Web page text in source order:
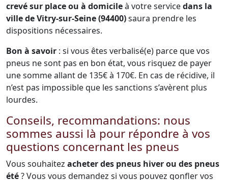
crevé sur place ou à domicileà votre servicedans la
ville de Vitry-sur-Seine (94400)saura prendre les
dispositions nécessaires.
Bon à savoir : si vous êtes verbalisé(e) parce que vos
pneus ne sont pas en bon état, vous risquez de payer
une somme allant de 135€ à 170€. En cas de récidive, il
n’est pas impossible que les sanctions s’avèrent plus
lourdes.
Conseils, recommandations: nous
sommes aussi là pour répondre à vos
questions concernant les pneus
Vous souhaitez acheter des pneus hiver ou des pneus
été? Vous vous demandez si vous pouvez gonfler vos